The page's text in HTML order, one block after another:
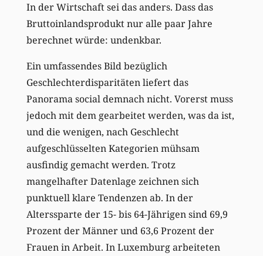
In der Wirtschaft sei das anders. Dass das
Bruttoinlandsprodukt nur alle paar Jahre
berechnet würde: undenkbar.
Ein umfassendes Bild bezüglich
Geschlechterdisparitäten liefert das
Panorama social demnach nicht. Vorerst muss
jedoch mit dem gearbeitet werden, was da ist,
und die wenigen, nach Geschlecht
aufgeschlüsselten Kategorien mühsam
ausfindig gemacht werden. Trotz
mangelhafter Datenlage zeichnen sich
punktuell klare Tendenzen ab. In der
Alterssparte der 15- bis 64-Jährigen sind 69,9
Prozent der Männer und 63,6 Prozent der
Frauen in Arbeit. In Luxemburg arbeiteten